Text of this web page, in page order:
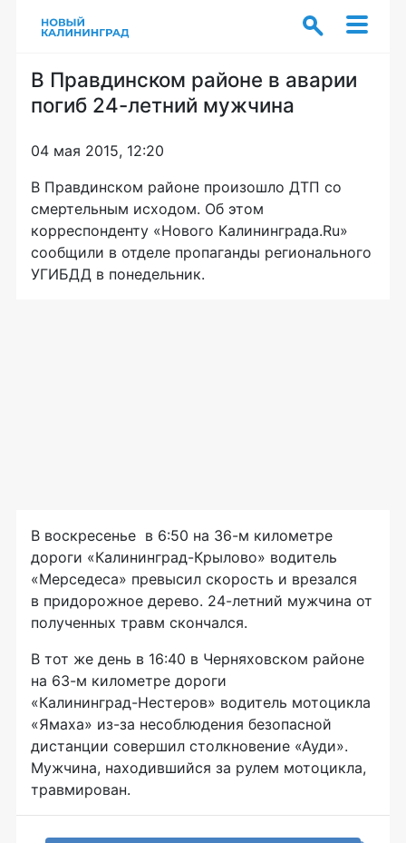
В Правдинском районе в аварии
погиб 24-летний мужчина
04 мая 2015, 12:20
В Правдинском районе произошло ДТП со
смертельным исходом. Об этом
корреспонденту «Нового Калининграда.Ru»
сообщили в отделе пропаганды регионального
УГИБДД в понедельник.
В воскресенье в 6:50 на 36-м километре
дороги «Калининград-Крылово» водитель
«Мерседеса» превысил скорость и врезался
в придорожное дерево. 24-летний мужчина от
полученных травм скончался.
В тот же день в 16:40 в Черняховском районе
на 63-м километре дороги
«Калининград-Нестеров» водитель мотоцикла
«Ямаха» из-за несоблюдения безопасной
дистанции совершил столкновение «Ауди».
Мужчина, находившийся за рулем мотоцикла,
травмирован.